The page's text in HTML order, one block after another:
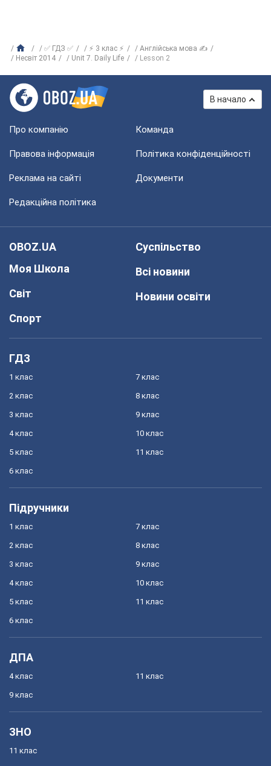
✅ ГДЗ ✅ ⚡ 3 клас ⚡
Англійська мова ✍
Несвіт 2014
Unit 7. Daily Life Lesson 2
В начало
Про компанію Команда
Правова інформація Політика конфіденційності
Реклама на сайті Документи
Редакційна політика
OBOZ.UA
Моя Школа
Світ
Спорт
Суспільство
Всі новини
Новини освіти
ГДЗ
1 клас
2 клас
3 клас
4 клас
5 клас
6 клас
7 клас
8 клас
9 клас
10 клас
11 клас
Підручники
1 клас
2 клас
3 клас
4 клас
5 клас
6 клас
7 клас
8 клас
9 клас
10 клас
11 клас
ДПА
4 клас
9 клас
11 клас
ЗНО
11 клас